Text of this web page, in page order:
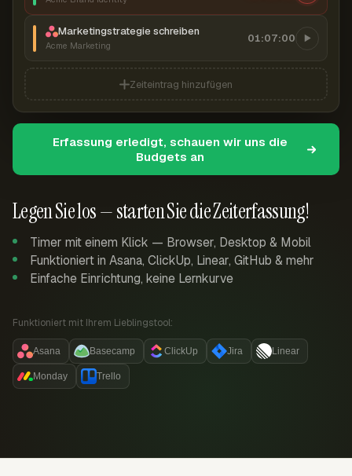
Legen Sie los — starten Sie die Zeiterfassung!
Timer mit einem Klick — Browser, Desktop & Mobil
Funktioniert in Asana, ClickUp, Linear, GitHub & mehr
Einfache Einrichtung, keine Lernkurve
Funktioniert mit Ihrem Lieblingstool:
Asana Basecamp ClickUp Jira Linear
Monday Trello
Marketingstrategie schreiben
Acme Marketing
01:07:00
Zeiteintrag hinzufügen
Erfassung erledigt, schauen wir uns die
Budgets an